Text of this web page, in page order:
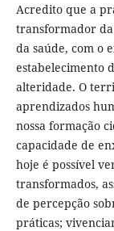
Acredito que a
transformador
da saúde, com o
estabelecimento
alteridade. O
aprendizados
nossa formação
capacidade de
hoje é possível
transformados,
de percepção
práticas;